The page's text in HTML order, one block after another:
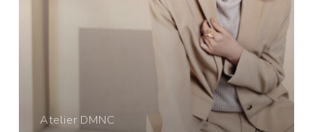
Atelier DMNC